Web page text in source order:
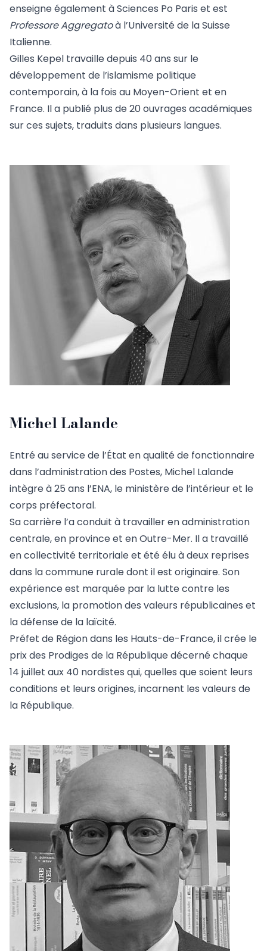
enseigne également à Sciences Po Paris et est
Professore Aggregatoà l’Université de la Suisse
Italienne.
Gilles Kepel travaille depuis 40 ans sur le
développement de l’islamisme politique
contemporain, à la fois au Moyen-Orient et en
France. Il a publié plus de 20 ouvrages académiques
sur ces sujets, traduits dans plusieurs langues.
Michel Lalande
Entré au service de l’État en qualité de fonctionnaire
dans l’administration des Postes, Michel Lalande
intègre à 25 ans l’ENA, le ministère de l’intérieur et le
corps préfectoral.
Sa carrière l’a conduit à travailler en administration
centrale, en province et en Outre-Mer. Il a travaillé
en collectivité territoriale et été élu à deux reprises
dans la commune rurale dont il est originaire. Son
expérience est marquée par la lutte contre les
exclusions, la promotion des valeurs républicaines et
la défense de la laïcité.
Préfet de Région dans les Hauts-de-France, il crée le
prix des Prodiges de la République décerné chaque
14 juillet aux 40 nordistes qui, quelles que soient leurs
conditions et leurs origines, incarnent les valeurs de
la République.